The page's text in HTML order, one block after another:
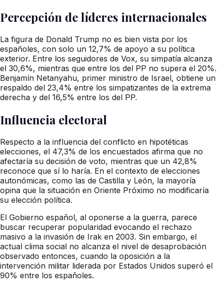
Percepción de líderes internacionales
La figura de Donald Trump no es bien vista por los
españoles, con solo un 12,7% de apoyo a su política
exterior. Entre los seguidores de Vox, su simpatía alcanza
el 30,6%, mientras que entre los del PP no supera el 20%.
Benjamín Netanyahu, primer ministro de Israel, obtiene un
respaldo del 23,4% entre los simpatizantes de la extrema
derecha y del 16,5% entre los del PP.
Influencia electoral
Respecto a la influencia del conflicto en hipotéticas
elecciones, el 47,3% de los encuestados afirma que no
afectaría su decisión de voto, mientras que un 42,8%
reconoce que sí lo haría. En el contexto de elecciones
autonómicas, como las de Castilla y León, la mayoría
opina que la situación en Oriente Próximo no modificaría
su elección política.
El Gobierno español, al oponerse a la guerra, parece
buscar recuperar popularidad evocando el rechazo
masivo a la invasión de Irak en 2003. Sin embargo, el
actual clima social no alcanza el nivel de desaprobación
observado entonces, cuando la oposición a la
intervención militar liderada por Estados Unidos superó el
90% entre los españoles.